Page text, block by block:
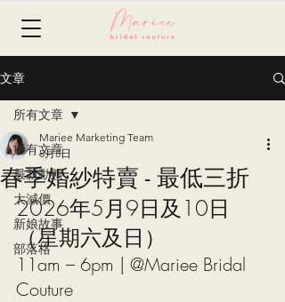
文章
所有文章
最新動態
大減價
新娘故事
部落格
所有文章
春季婚紗特賣 - 最低三折
Mariee Marketing Team
5月3日
2026年5月9日及10日
（星期六及日）
11am – 6pm | @Mariee Bridal
Couture